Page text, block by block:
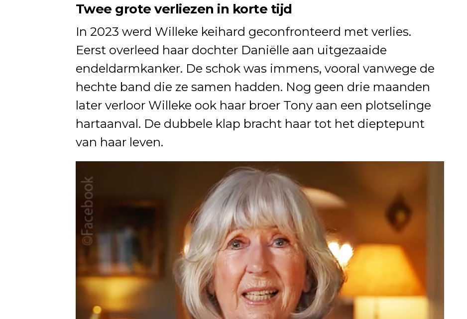
Twee grote verliezen in korte tijd
In 2023 werd Willeke keihard geconfronteerd met verlies.
Eerst overleed haar dochter Daniëlle aan uitgezaaide
endeldarmkanker. De schok was immens, vooral vanwege de
hechte band die ze samen hadden. Nog geen drie maanden
later verloor Willeke ook haar broer Tony aan een plotselinge
hartaanval. De dubbele klap bracht haar tot het dieptepunt
van haar leven.